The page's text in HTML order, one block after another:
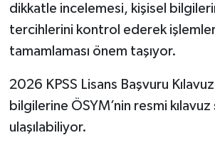
dikkatle incelemesi, kişisel
tercihlerini kontrol ederek
tamamlaması önem taşıyor.
2026 KPSS Lisans Başvuru
bilgilerine ÖSYM’nin resmi kılavuz
ulaşılabiliyor.